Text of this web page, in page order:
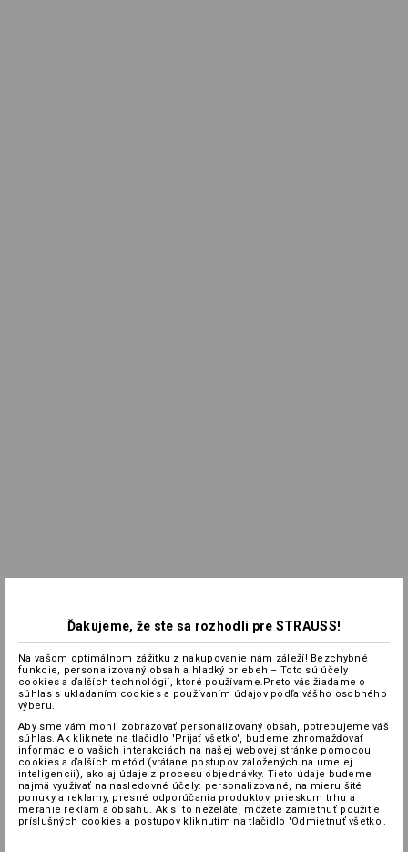
Ďakujeme, že ste sa rozhodli pre STRAUSS!
Na vašom optimálnom zážitku z nakupovanie nám záleží! Bezchybné
funkcie, personalizovaný obsah a hladký priebeh – Toto sú účely
cookies a ďalších technológií, ktoré používame.Preto vás žiadame o
súhlas s ukladaním cookies a používaním údajov podľa vášho osobného
výberu.
Aby sme vám mohli zobrazovať personalizovaný obsah, potrebujeme váš
súhlas. Ak kliknete na tlačidlo 'Prijať všetko', budeme zhromažďovať
informácie o vašich interakciách na našej webovej stránke pomocou
cookies a ďalších metód (vrátane postupov založených na umelej
inteligencii), ako aj údaje z procesu objednávky. Tieto údaje budeme
najmä využívať na nasledovné účely: personalizované, na mieru šité
ponuky a reklamy, presné odporúčania produktov, prieskum trhu a
meranie reklám a obsahu. Ak si to neželáte, môžete zamietnuť použitie
príslušných cookies a postupov kliknutím na tlačidlo 'Odmietnuť všetko'.